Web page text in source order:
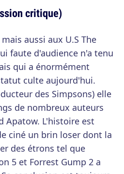
critique)
aussi aux U.S The
faute d'audience n'a tenu
qui a énormément
culte aujourd'hui.
des Simpsons) elle
de nombreux auteurs
Apatow. L'histoire est
ciné un brin loser dont la
des étrons tel que
5 et Forrest Gump 2 a